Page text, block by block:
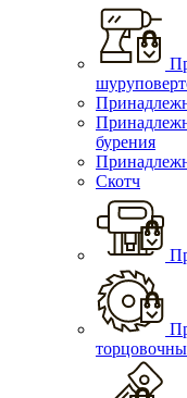
бурения
Скотч